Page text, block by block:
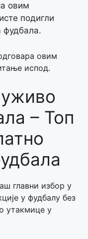
овим
подигли
фудбала.
овим
испод.
уживо
– Топ
главни избор у
у фудбалу без
утакмице у